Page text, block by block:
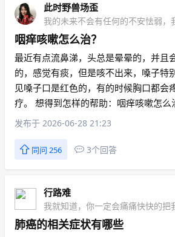
此时野兽场歪
咽痒咳嗽怎么治？
最近有点流鼻涕，头总是晕晕的，并且
的，感觉有痰，但是咳不出来，嗓子特
见嗓子口是红色的，有的时候胸口都会
疗。 想得到怎样的帮助：咽痒咳嗽怎么
发布于 2026-06-28 21:23
同问 256 3个回答
行路难
肺癌的相关症状有哪些